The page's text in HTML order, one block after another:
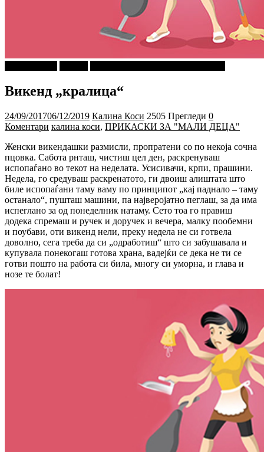
Викенд „кралица“
24/09/201706/12/2019 Калина Коси 2505 Прегледи 0
Коментари калина коси, ПРИКАСКИ ЗА "МАЛИ ДЕЦА"
Женски викендашки размисли, пропратени со по некоја сочна
пцовка. Сабота рнташ, чистиш цел ден, раскренуваш
испопаѓано во текот на неделата. Усисивачи, крпи, прашини.
Недела, го средуваш раскренатото, ги двоиш алиштата што
биле испопаѓани таму ваму по принципот „кај паднало – таму
останало“, пушташ машини, па најверојатно пеглаш, за да има
испеглано за од понеделник натаму. Сето тоа го правиш
додека спремаш и ручек и доручек и вечера, малку пообемни
и поубави, оти викенд нели, преку недела не си готвела
доволно, сега треба да си „одработиш“ што си забушавала и
купувала понекогаш готова храна, вадејќи се дека не ти се
готви пошто на работа си била, многу си уморна, и глава и
нозе те болат!